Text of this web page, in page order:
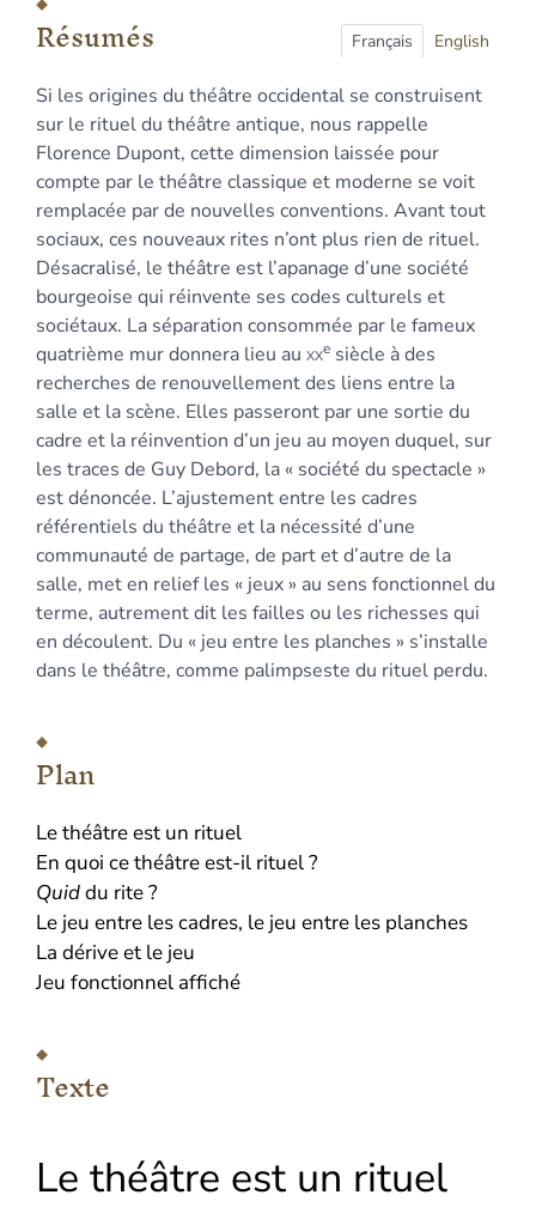
Plan
Texte
Citer cet article
Auteur
Résumés Français English
Si les origines du théâtre occidental se construisent
sur le rituel du théâtre antique, nous rappelle
Florence Dupont, cette dimension laissée pour
compte par le théâtre classique et moderne se voit
remplacée par de nouvelles conventions. Avant tout
sociaux, ces nouveaux rites n’ont plus rien de rituel.
Désacralisé, le théâtre est l’apanage d’une société
bourgeoise qui réinvente ses codes culturels et
sociétaux. La séparation consommée par le fameux
quatrième mur donnera lieu au xxe siècle à des
recherches de renouvellement des liens entre la
salle et la scène. Elles passeront par une sortie du
cadre et la réinvention d’un jeu au moyen duquel, sur
les traces de Guy Debord, la « société du spectacle »
est dénoncée. L’ajustement entre les cadres
référentiels du théâtre et la nécessité d’une
communauté de partage, de part et d’autre de la
salle, met en relief les « jeux » au sens fonctionnel du
terme, autrement dit les failles ou les richesses qui
en découlent. Du « jeu entre les planches » s’installe
dans le théâtre, comme palimpseste du rituel perdu.
Plan
Le théâtre est un rituel
En quoi ce théâtre est-il rituel ?
Quiddu rite ?
Le jeu entre les cadres, le jeu entre les planches
La dérive et le jeu
Jeu fonctionnel affiché
Texte
Le théâtre est un rituel